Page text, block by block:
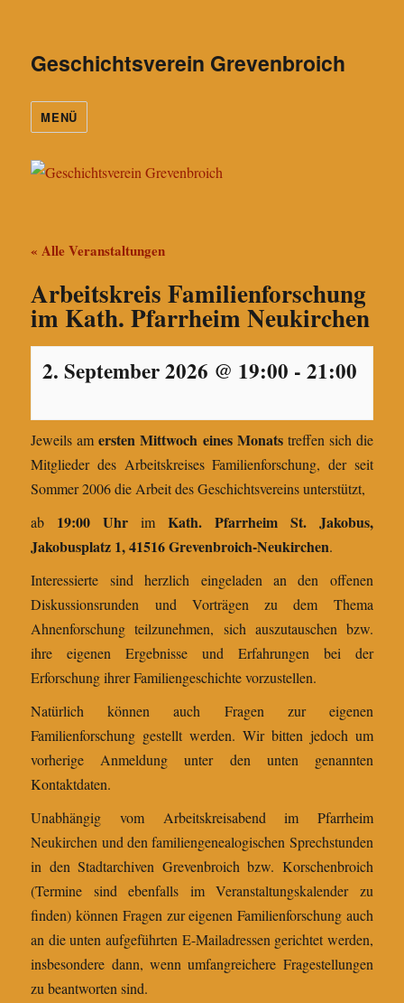
Geschichtsverein Grevenbroich
MENÜ
« Alle Veranstaltungen
Arbeitskreis Familienforschung
im Kath. Pfarrheim Neukirchen
2. September 2026 @ 19:00 -21:00
Jeweils amersten Mittwoch eines Monatstreffen sich die
Mitglieder des Arbeitskreises Familienforschung, der seit
Sommer 2006 die Arbeit des Geschichtsvereins unterstützt,
ab 19:00 Uhr im Kath. Pfarrheim St. Jakobus,
Jakobusplatz 1, 41516 Grevenbroich-Neukirchen.
Interessierte sind herzlich eingeladen an den offenen
Diskussionsrunden und Vorträgen zu dem Thema
Ahnenforschung teilzunehmen, sich auszutauschen bzw.
ihre eigenen Ergebnisse und Erfahrungen bei der
Erforschung ihrer Familiengeschichte vorzustellen.
Natürlich können auch Fragen zur eigenen
Familienforschung gestellt werden. Wir bitten jedoch um
vorherige Anmeldung unter den unten genannten
Kontaktdaten.
Unabhängig vom Arbeitskreisabend im Pfarrheim
Neukirchen und den familiengenealogischen Sprechstunden
in den Stadtarchiven Grevenbroich bzw. Korschenbroich
(Termine sind ebenfalls im Veranstaltungskalender zu
finden) können Fragen zur eigenen Familienforschung auch
an die unten aufgeführten E-Mailadressen gerichtet werden,
insbesondere dann, wenn umfangreichere Fragestellungen
zu beantworten sind.